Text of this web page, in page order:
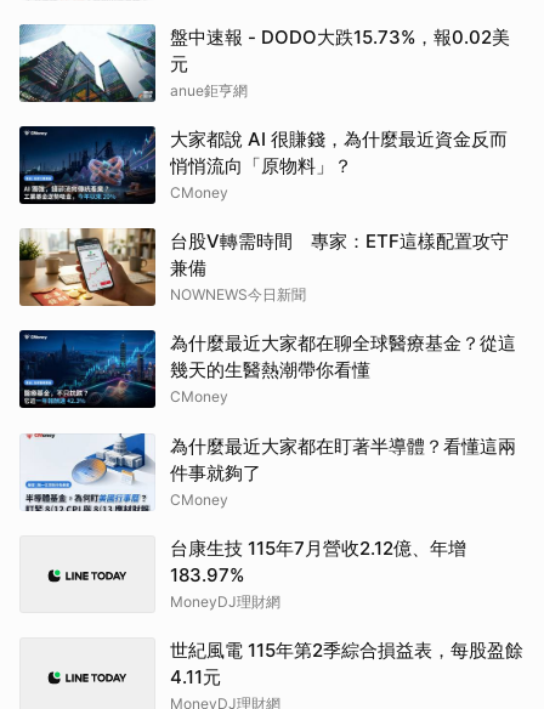
盤中速報 - DODO大跌15.73%，報0.02美
元
anue鉅亨網
大家都說 AI 很賺錢，為什麼最近資金反而
悄悄流向「原物料」？
CMoney
台股V轉需時間 專家：ETF這樣配置攻守
兼備
NOWNEWS今日新聞
為什麼最近大家都在聊全球醫療基金？從這
幾天的生醫熱潮帶你看懂
CMoney
為什麼最近大家都在盯著半導體？看懂這兩
件事就夠了
CMoney
台康生技 115年7月營收2.12億、年增
183.97%
MoneyDJ理財網
世紀風電 115年第2季綜合損益表，每股盈餘
4.11元
MoneyDJ理財網